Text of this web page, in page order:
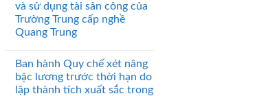
và sử dụng tài sản công của
Trường Trung cấp nghề
Quang Trung
Ban hành Quy chế xét nâng
bậc lương trước thời hạn do
lập thành tích xuất sắc trong